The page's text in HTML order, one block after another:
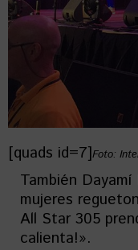
[quads id=7]Foto:
También
mujeres
All Star 305
calienta!».